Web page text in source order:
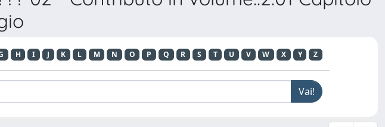
H I J K L M N O P Q R S T U V W X Y Z